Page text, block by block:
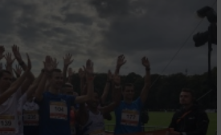
auf Informationen
Daten zur Auswahl